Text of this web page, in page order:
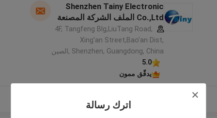
اترك رسالة
Shenzhen Tainy Electronic
Co.,Ltd الملف الشركة المصنعة
4F, Tangfeng Blg,LiuTang Road,
Xing'an Street,Bao'an Dist,
Shenzhen, Guangdong, China ,الصين
5.0
يدقّق ممون
عرض المزيد